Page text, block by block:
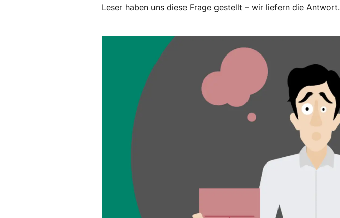
Leser haben uns diese Frage gestellt – wir liefern die Antwort.